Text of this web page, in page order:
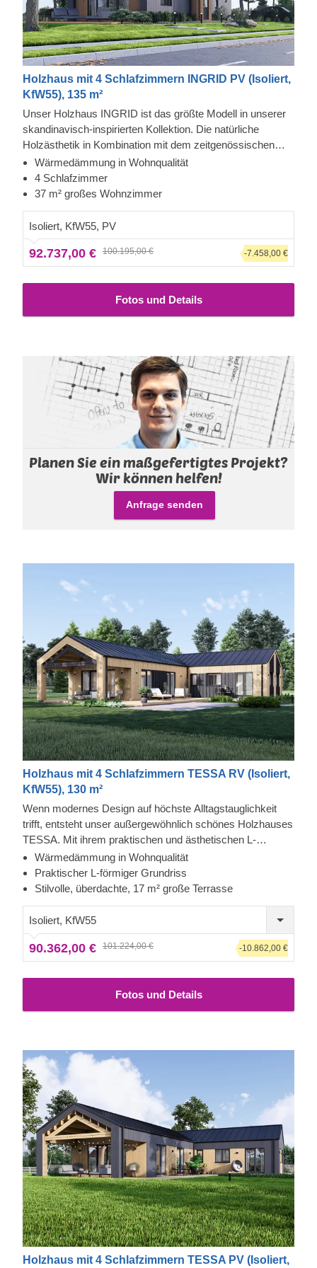
Holzhaus mit 4 Schlafzimmern INGRID PV (Isoliert,
KfW55), 135 m²
Unser Holzhaus INGRID ist das größte Modell in unserer
skandinavisch-inspirierten Kollektion. Die natürliche
Holzästhetik in Kombination mit dem zeitgenössischen
Design und schlichten Struktur schafft ein
atemberaubendes Gefühl der Perfektion. Moderne
Holzdekorelemente heben das wunderschöne Design auf
in einer Kontrastfarbe getönt sind.
Außenfassade aus Cedral Click und Thermowood
Dieses Holz-Fertighaus ist mit einer modernen Cedral-
Verbundwerkstoff aus Zement, Zellulosefasern und
mineralischen Materialien – versehen. Diese Art von
Verkleidung wird wegen ihrer besonderen Festigkeit,
Stabilität, ihrer feuchtigkeits- und feuerhemmenden
Eigenschaften und ihrer exquisiten Ästhetik geschätzt. Die
Außenfassade von diesem Haus besteht ebenfalls aus
Thermowood, einem pflegeleichten Material, das zudem
Wärmedämmung in Wohnqualität
4 Schlafzimmer
37 m² großes Wohnzimmer
Isoliert, KfW55, PV
92.737,00 € 100.195,00 € -7.458,00 €
Fotos und Details
Planen Sie ein maßgefertigtes Projekt?
Wir können helfen!
Anfrage senden
Holzhaus mit 4 Schlafzimmern TESSA RV (Isoliert,
KfW55), 130 m²
Wenn modernes Design auf höchste Alltagstauglichkeit
trifft, entsteht unser außergewöhnlich schönes Holzhauses
TESSA. Mit ihrem praktischen und ästhetischen L-
förmigen Grundriss, zahlreichen multifunktionalen
Räumen, einer großzügigen überdachten Terrasse und
zwei Badezimmern, ist dieses Haus ein absolutes Juwel
Familienurlaub suchen. Wir freuen uns sehr, Ihnen dieses
Modell vorstellen zu dürfen - es könnte Ihre Wohn- oder
Freizeiterlebnisse revolutionieren!
Wärmedämmung in Wohnqualität
Praktischer L-förmiger Grundriss
Stilvolle, überdachte, 17 m² große Terrasse
Isoliert, KfW55
90.362,00 € 101.224,00 € -10.862,00 €
Fotos und Details
Holzhaus mit 4 Schlafzimmern TESSA PV (Isoliert,